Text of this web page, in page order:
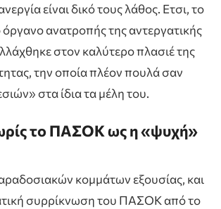
είναι δικό τους λάθος. Ετσι, το
ανατροπής της αντεργατικής
στον καλύτερο πλασιέ της
την οποία πλέον πουλά σαν
στα ίδια τα μέλη του.
το ΠΑΣΟΚ ως η «ψυχή»
κομμάτων εξουσίας, και
συρρίκνωση του ΠΑΣΟΚ από το